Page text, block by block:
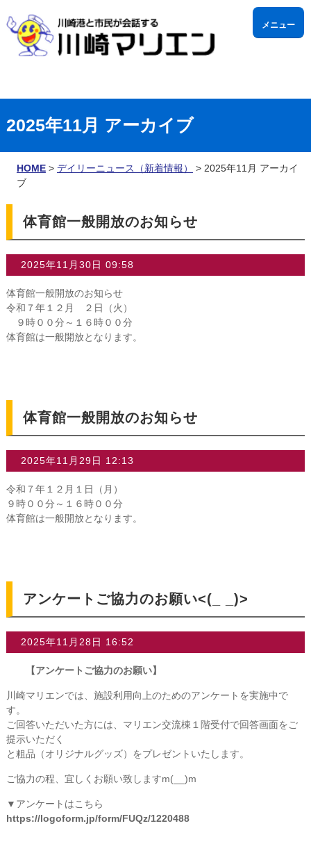
メニュー
▼
2025年11月 アーカイブ
HOME > デイリーニュース（新着情報）
> 2025年11月 アーカイ
ブ
体育館一般開放のお知らせ
2025年11月30日 09:58
体育館一般開放のお知らせ
令和７年１２月 ２日（火）
９時００分～１６時００分
体育館は一般開放となります。
体育館一般開放のお知らせ
2025年11月29日 12:13
令和７年１２月１日（月）
９時００分～１６時００分
体育館は一般開放となります。
アンケートご協力のお願い<(_ _)>
2025年11月28日 16:52
【アンケートご協力のお願い】
川崎マリエンでは、施設利用向上のためのアンケートを実施中で
す。
ご回答いただいた方には、マリエン交流棟１階受付で回答画面をご
提示いただく
と粗品（オリジナルグッズ）をプレゼントいたします。
ご協力の程、宜しくお願い致しますm(__)m
▼アンケートはこちら
https://logoform.jp/form/FUQz/1220488